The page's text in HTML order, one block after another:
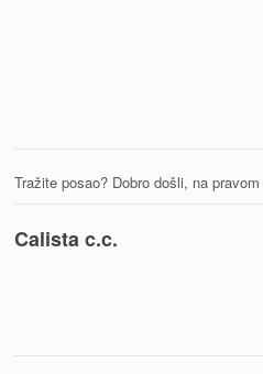
Tražite posao? Dobro došli, na
Calista c.c.